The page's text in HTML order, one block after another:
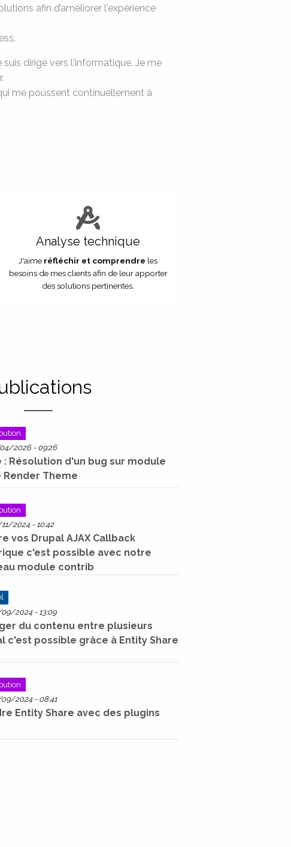
afin d’améliorer l'expérience
dirigé vers l'informatique. Je me
me poussent continuellement à
Analyse technique
J'aime réfléchir et comprendre les
besoins de mes clients afin de leur apporter
des solutions pertinentes.
2026 - 09:26
: Résolution d'un bug sur module
Render Theme
2024 - 10:42
vos Drupal AJAX Callback
c'est possible avec notre
module contrib
2024 - 13:09
du contenu entre plusieurs
c'est possible grâce à Entity Share
2024 - 08:41
Entity Share avec des plugins